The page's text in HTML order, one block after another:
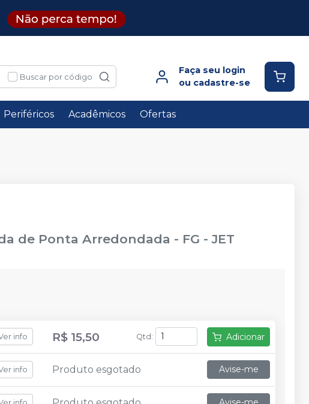
Buscar por código
Faça seu login
ou cadastre-se
Periféricos Acadêmicos Ofertas
de Ponta Arredondada - FG -JET
info R$ 15,50 Qtd : Adicionar
info Produto esgotado Avise-me